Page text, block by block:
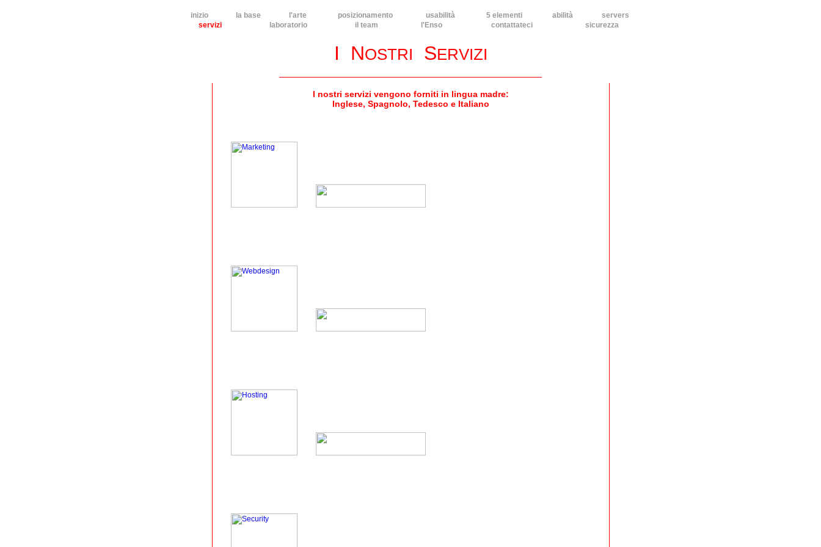
inizio la base l'arte posizionamento usabilità 5 elementi abilità
servers
servizi
laboratorio il team l'Enso contattateci sicurezza
I NOSTRI SERVIZI
I nostri servizi vengono forniti in lingua madre:
Inglese, Spagnolo, Tedesco e Italiano